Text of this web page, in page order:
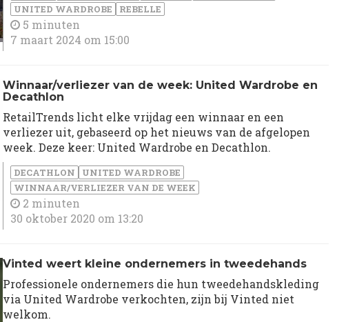
UNITED WARDROBE
REBELLE
5 minuten
7 maart 2024 om 15:00
Winnaar/verliezer van de week: United Wardrobe en
Decathlon
RetailTrends licht elke vrijdag een winnaar en een
verliezer uit, gebaseerd op het nieuws van de afgelopen
week. Deze keer: United Wardrobe en Decathlon.
DECATHLON
UNITED WARDROBE
WINNAAR/VERLIEZER VAN DE WEEK
2 minuten
30 oktober 2020 om 13:20
Vinted weert kleine ondernemers in tweedehands
Professionele ondernemers die hun tweedehandskleding
via United Wardrobe verkochten, zijn bij Vinted niet
welkom.